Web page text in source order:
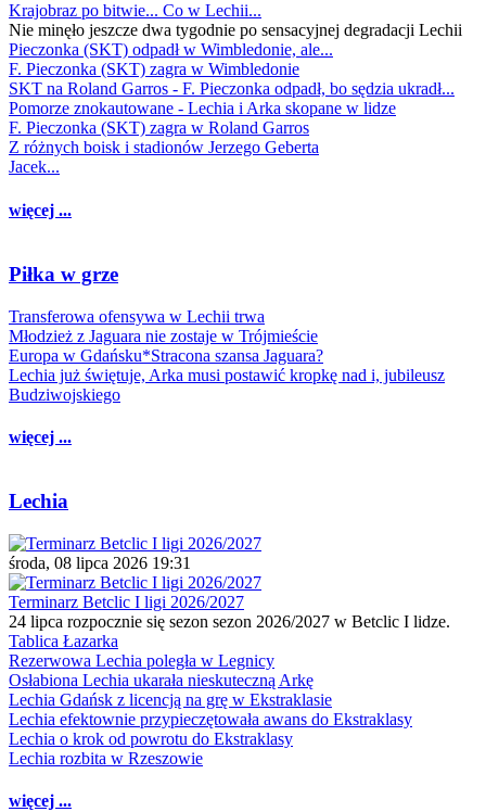
Krajobraz po bitwie... Co w Lechii...
Nie minęło jeszcze dwa tygodnie po sensacyjnej degradacji Lechii
Pieczonka (SKT) odpadł w Wimbledonie, ale...
F. Pieczonka (SKT) zagra w Wimbledonie
SKT na Roland Garros - F. Pieczonka odpadł, bo sędzia ukradł...
Pomorze znokautowane - Lechia i Arka skopane w lidze
F. Pieczonka (SKT) zagra w Roland Garros
Z różnych boisk i stadionów Jerzego Geberta
Jacek...
więcej ...
Piłka w grze
Transferowa ofensywa w Lechii trwa
Młodzież z Jaguara nie zostaje w Trójmieście
Europa w Gdańsku*Stracona szansa Jaguara?
Lechia już świętuje, Arka musi postawić kropkę nad i, jubileusz
Budziwojskiego
więcej ...
Lechia
środa, 08 lipca 2026 19:31
Terminarz Betclic I ligi 2026/2027
24 lipca rozpocznie się sezon sezon 2026/2027 w Betclic I lidze.
Tablica Łazarka
Rezerwowa Lechia poległa w Legnicy
Osłabiona Lechia ukarała nieskuteczną Arkę
Lechia Gdańsk z licencją na grę w Ekstraklasie
Lechia efektownie przypieczętowała awans do Ekstraklasy
Lechia o krok od powrotu do Ekstraklasy
Lechia rozbita w Rzeszowie
więcej ...